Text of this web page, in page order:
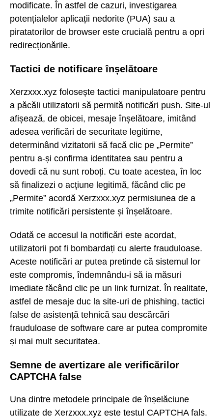
modificate. În astfel de cazuri, investigarea
potențialelor aplicații nedorite (PUA) sau a
piratatorilor de browser este crucială pentru a opri
redirecționările.
Tactici de notificare înșelătoare
Xerzxxx.xyz folosește tactici manipulatoare pentru
a păcăli utilizatorii să permită notificări push. Site-ul
afișează, de obicei, mesaje înșelătoare, imitând
adesea verificări de securitate legitime,
determinând vizitatorii să facă clic pe „Permite”
pentru a-și confirma identitatea sau pentru a
dovedi că nu sunt roboți. Cu toate acestea, în loc
să finalizezi o acțiune legitimă, făcând clic pe
„Permite” acordă Xerzxxx.xyz permisiunea de a
trimite notificări persistente și înșelătoare.
Odată ce accesul la notificări este acordat,
utilizatorii pot fi bombardați cu alerte frauduloase.
Aceste notificări ar putea pretinde că sistemul lor
este compromis, îndemnându-i să ia măsuri
imediate făcând clic pe un link furnizat. În realitate,
astfel de mesaje duc la site-uri de phishing, tactici
false de asistență tehnică sau descărcări
frauduloase de software care ar putea compromite
și mai mult securitatea.
Semne de avertizare ale verificărilor
CAPTCHA false
Una dintre metodele principale de înșelăciune
utilizate de Xerzxxx.xyz este testul CAPTCHA fals.